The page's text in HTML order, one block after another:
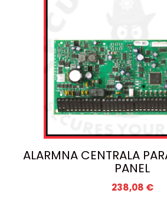
ALARMNA CENTRALA
PANEL
238,08 €